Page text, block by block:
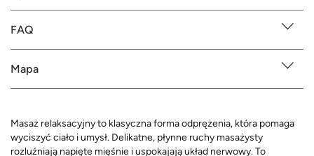
FAQ
Mapa
Masaż relaksacyjny to klasyczna forma odprężenia, która pomaga
wyciszyć ciało i umysł. Delikatne, płynne ruchy masażysty
rozluźniają napięte mięśnie i uspokajają układ nerwowy. To